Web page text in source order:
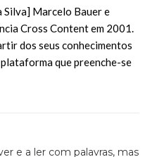
Silva] Marcelo Bauer e
Cross Content em 2001.
dos seus conhecimentos
que preenche-se